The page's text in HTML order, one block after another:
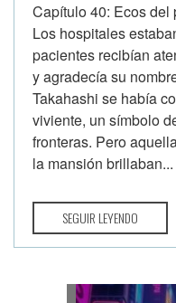
Capítulo 40: Ecos del
Los hospitales
pacientes recibían
y agradecía su
Takahashi se había
viviente, un símbolo
fronteras. Pero
la mansión brillaban...
SEGUIR LEYENDO